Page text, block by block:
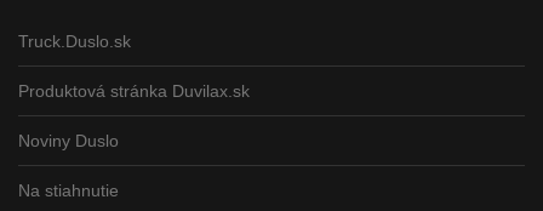
Truck.Duslo.sk
Produktová stránka Duvilax.sk
Noviny Duslo
Na stiahnutie